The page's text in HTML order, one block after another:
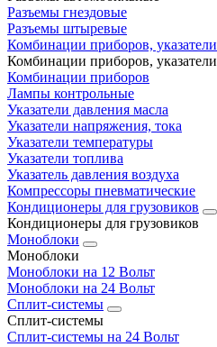
Разъемы гнездовые
Разъемы штыревые
Комбинации приборов, указатели
Комбинации приборов, указатели
Комбинации приборов
Лампы контрольные
Указатели давления масла
Указатели напряжения, тока
Указатели температуры
Указатели топлива
Указатель давления воздуха
Компрессоры пневматические
Кондиционеры для грузовиков
Кондиционеры для грузовиков
Моноблоки
Моноблоки
Моноблоки на 12 Вольт
Моноблоки на 24 Вольт
Сплит-системы
Сплит-системы
Сплит‑системы на 24 Вольт